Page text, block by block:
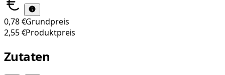
0,78 €Grundpreis
2,55 €Produktpreis
Zutaten